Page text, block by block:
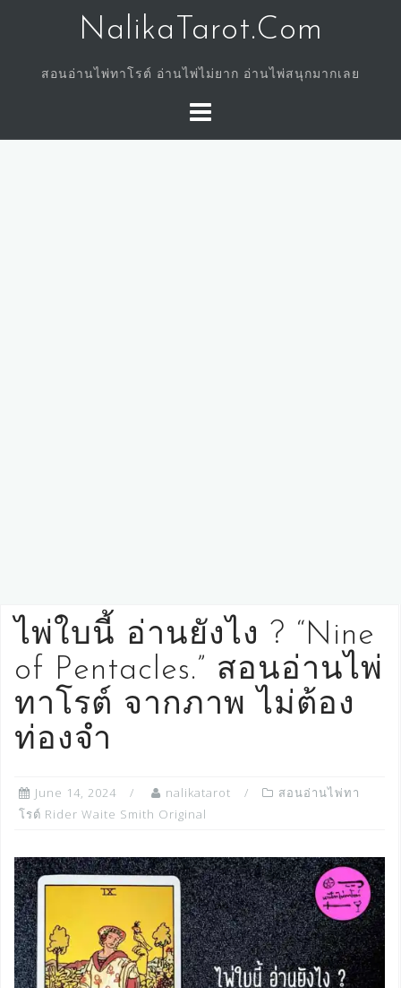
NalikaTarot.Com
สอนอ่านไพ่ทาโรต์ อ่านไพ่ไม่ยาก อ่านไพ่สนุกมากเลย
ไพ่ใบนี้ อ่านยังไง ? “Nine
of Pentacles.” สอนอ่านไพ่
ทาโรต์ จากภาพ ไม่ต้อง
ท่องจำ
June 14, 2024 nalikatarot
สอนอ่านไพ่ทา
โรต์ Rider Waite Smith Original